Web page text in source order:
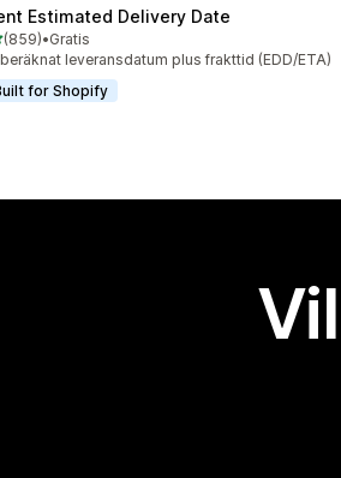
Estimated Delivery Date
5 stjärnor
(859) totalt
•Gratis
leveransdatum plus frakttid (EDD/ETA)
for Shopify